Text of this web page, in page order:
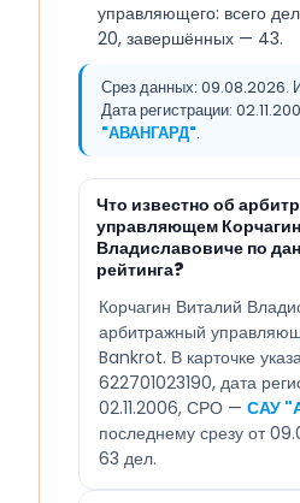
управляющего: всего
20, завершённых — 43.
Срез данных: 09.08.2026.
Дата регистрации:
"АВАНГАРД".
Что известно об
управляющем
Владиславовиче по
рейтинга?
Корчагин Виталий
арбитражный
Bankrot. В карточке
622701023190, дата
02.11.2006, СРО — САУ
последнему срезу от
63 дел.